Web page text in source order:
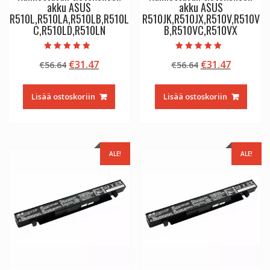
akku ASUS
R510L,R510LA,R510LB,R510L
C,R510LD,R510LN
tuotteesta:
5.00
€56.64 Alkuperäinen
oli:
€56.64.
€31.47Nykyinen
on:
€31.47.
Lisää ostoskoriin
akku ASUS
R510JK,R510JX,R510V,R510V
B,R510VC,R510VX
tuotteesta:
5.00
€56.64 Alkuperäinen
oli:
€56.64.
€31.47
on:
€31.47.
Lisää ostoskoriin
ALE! ALE!